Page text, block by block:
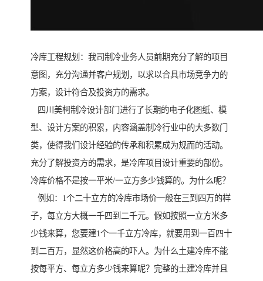
冷库工程规划：我司制冷业务人员前期充分了解的项目
意图，充分沟通并客户规划，以求以合具市场竞争力的
方案，设计符合及投资方的需求。
四川美柯制冷设计部门进行了长期的电子化图纸、模
型、设计方案的积累，内容涵盖制冷行业中的大多数门
类，使得我们设计经验的传承和积累成为规而的活动。
充分了解投资方的需求，是冷库项目设计重要的部份。
冷库价格不是按一平米/一立方多少钱算的。为什么呢？
例如：1个二十立方的冷库市场价一般在三到四万的样
子，每立方大概一千四到二千元。假如按照一立方米多
少钱来算，您要建1个一千立方冷库，就要用到一百四十
到二百万，显然这价格高的吓人。为什么土建冷库不能
按每平方、每立方多少钱来算呢？完整的土建冷库并且